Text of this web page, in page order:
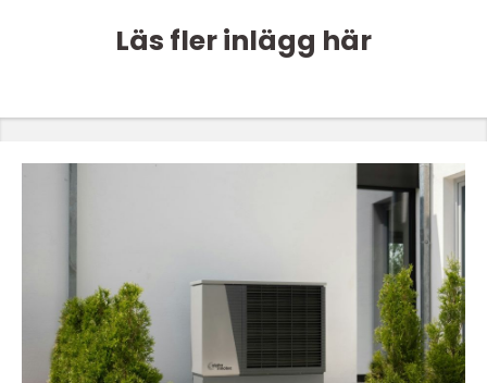
Läs fler inlägg här